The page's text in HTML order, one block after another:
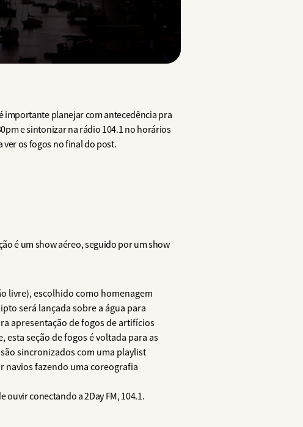
importante planejar com antecedência pra
e sintonizar na rádio 104.1 no horários
ver os fogos no final do post.
é um show aéreo, seguido por um show
livre), escolhido como homenagem
será lançada sobre a água para
apresentação de fogos de artifícios
seção de fogos é voltada para as
sincronizados com uma playlist
navios fazendo uma coreografia
conectando a 2Day FM, 104.1.